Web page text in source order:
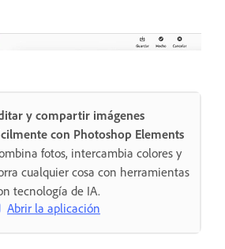
y compartir imágenes
con Photoshop Elements
fotos, intercambia colores y
cualquier cosa con herramientas
tecnología de IA.
Abrir la aplicación